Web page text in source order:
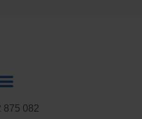
875 082